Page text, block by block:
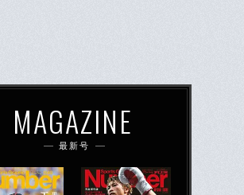
MAGAZINE
最新号